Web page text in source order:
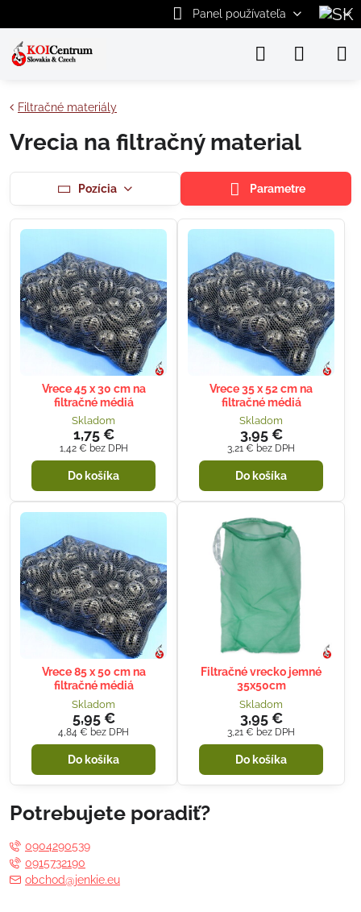
Panel používateľa
Filtračné materiály
Vrecia na filtračný material
Pozícia Parametre
Vrece 45 x 30 cm na
filtračné médiá
Skladom
1,75 €
1,42 € bez DPH
Do košíka
Vrece 35 x 52 cm na
filtračné médiá
Skladom
3,95 €
3,21 € bez DPH
Do košíka
Vrece 85 x 50 cm na
filtračné médiá
Skladom
5,95 €
4,84 € bez DPH
Do košíka
Filtračné vrecko jemné
35x50cm
Skladom
3,95 €
3,21 € bez DPH
Do košíka
Potrebujete poradiť?
0904290539
0915732190
obchod@jenkie.eu